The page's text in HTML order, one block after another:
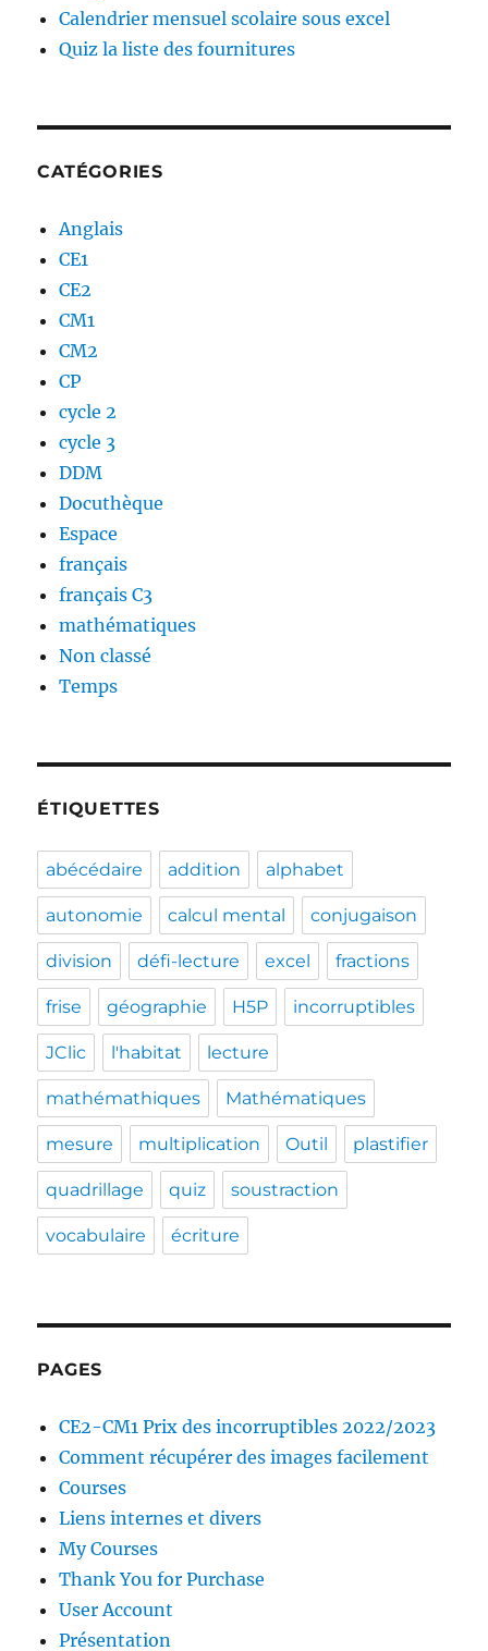
Calendrier mensuel scolaire sous excel
Quiz la liste des fournitures
CATÉGORIES
Anglais
CE1
CE2
CM1
CM2
CP
cycle 2
cycle 3
DDM
Docuthèque
Espace
français
français C3
mathématiques
Non classé
Temps
ÉTIQUETTES
abécédaire addition alphabet
autonomie calcul mental conjugaison
division défi-lecture excel fractions
frise géographie H5P incorruptibles
JClic l'habitat lecture
mathémathiques Mathématiques
mesure multiplication Outil plastifier
quadrillage quiz soustraction
vocabulaire écriture
PAGES
CE2-CM1 Prix des incorruptibles 2022/2023
Comment récupérer des images facilement
Courses
Liens internes et divers
My Courses
Thank You for Purchase
User Account
Présentation